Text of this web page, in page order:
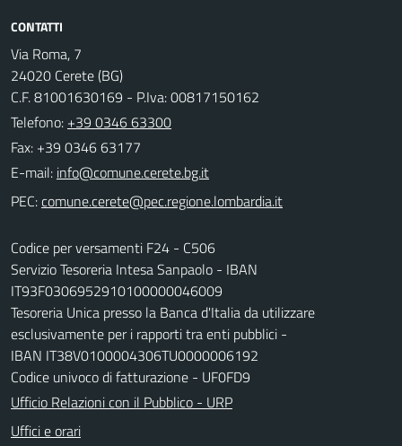
CONTATTI
Via Roma, 7
24020 Cerete (BG)
C.F. 81001630169 - P.Iva: 00817150162
Telefono: +39 0346 63300
Fax: +39 0346 63177
E-mail:
PEC:
Codice per versamenti F24 - C506
Servizio Tesoreria Intesa Sanpaolo - IBAN
IT93F0306952910100000046009
Tesoreria Unica presso la Banca d'Italia da utilizzare
esclusivamente per i rapporti tra enti pubblici -
IBAN IT38V0100004306TU0000006192
Codice univoco di fatturazione - UF0FD9
Ufficio Relazioni con il Pubblico - URP
Uffici e orari